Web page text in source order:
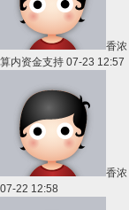
香浓
算内资金支持 07-23 12:57
香浓
07-22 12:58